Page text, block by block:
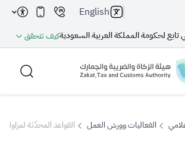
لحكومة المملكة العربية السعوديةكيف تتحقق
English
الفعاليات وورش العمل القواعد المحدّثة